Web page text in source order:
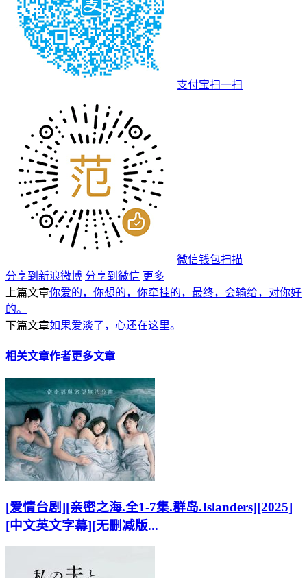
支付宝扫一扫
微信钱包扫描
分享到新浪微博 分享到微信 更多
上篇文章你爱的，你想的，你牵挂的，最终，会输给，对你好
的。
下篇文章如果爱淡了，心还在这里。
相关文章作者更多文章
[爱情台剧][亲密之海.全1-7集.群岛.Islanders][2025]
[中文英文字幕][无删减版...